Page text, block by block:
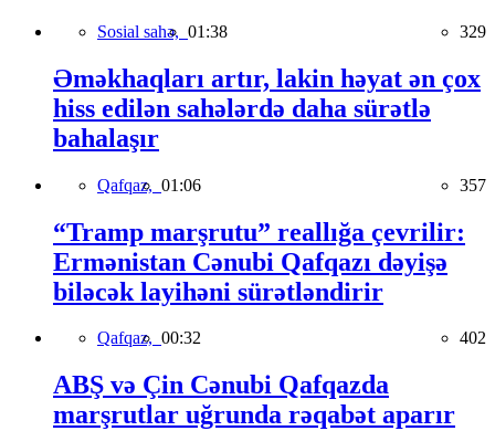
Sosial sahə, 01:38 329
Əməkhaqları artır, lakin həyat ən çox
hiss edilən sahələrdə daha sürətlə
bahalaşır
Qafqaz, 01:06 357
“Tramp marşrutu” reallığa çevrilir:
Ermənistan Cənubi Qafqazı dəyişə
biləcək layihəni sürətləndirir
Qafqaz, 00:32 402
ABŞ və Çin Cənubi Qafqazda
marşrutlar uğrunda rəqabət aparır